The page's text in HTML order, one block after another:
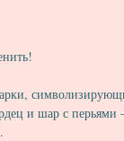
и шар с перьями